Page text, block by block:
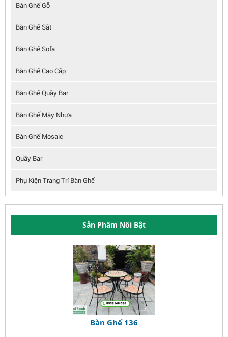
Bàn Ghế Gỗ
Bàn Ghế Sắt
Bàn Ghế Sofa
Bàn Ghế Cao Cấp
Bàn Ghế Quầy Bar
Bàn Ghế Mây Nhựa
Bàn Ghế Mosaic
Quầy Bar
Phụ Kiện Trang Trí Bàn Ghế
Sản Phẩm Nổi Bật
Bàn Ghế 136